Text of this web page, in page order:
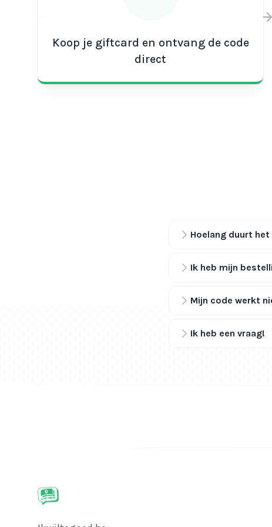
Koop je giftcard en ontvang de code
direct
Hoelang duurt
Ik heb mijn
Mijn code werkt
Ik heb een vraag!